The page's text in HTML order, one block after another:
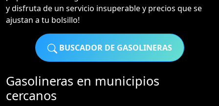
y disfruta de un servicio insuperable y precios que se
ajustan a tu bolsillo!
BUSCADOR DE GASOLINERAS
Gasolineras en municipios
cercanos